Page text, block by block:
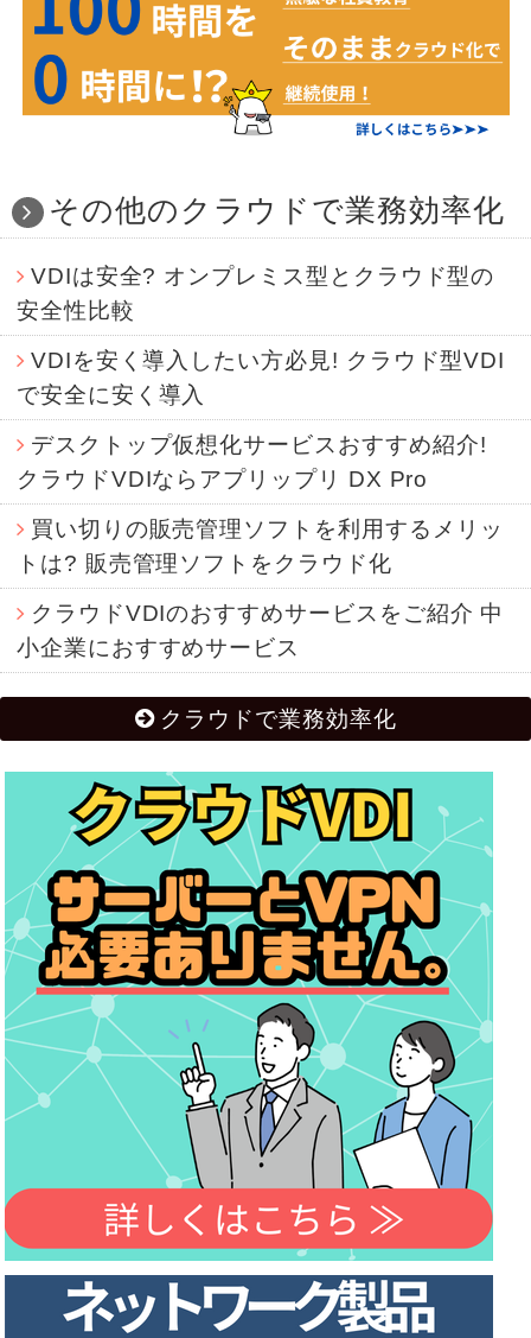
その他のクラウドで業務効率化
VDIは安全? オンプレミス型とクラウド型の
安全性比較
VDIを安く導入したい方必見! クラウド型VDI
で安全に安く導入
デスクトップ仮想化サービスおすすめ紹介!
クラウドVDIならアプリップリ DX Pro
買い切りの販売管理ソフトを利用するメリッ
トは? 販売管理ソフトをクラウド化
クラウドVDIのおすすめサービスをご紹介 中
小企業におすすめサービス
クラウドで業務効率化